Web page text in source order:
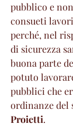
pubblico e
consueti
perché, nel
di sicurezza
buona parte
potuto
pubblici che
ordinanze del
Proietti.